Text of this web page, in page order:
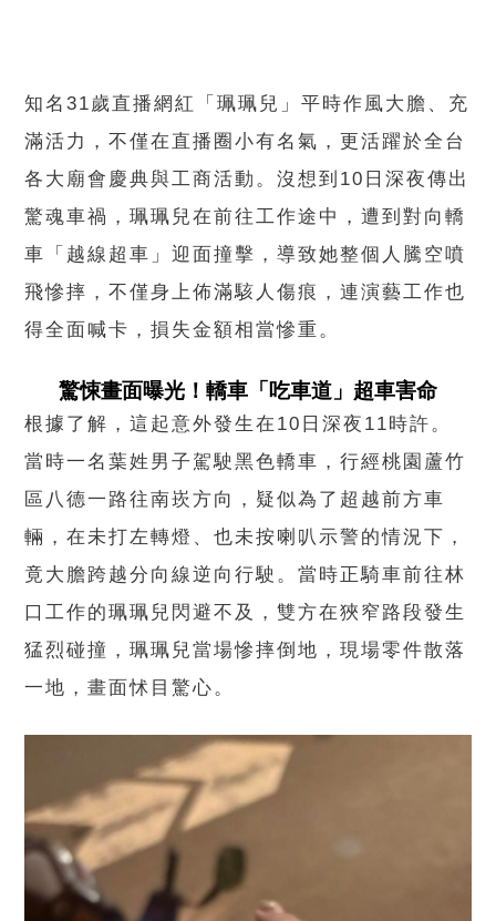
知名31歲直播網紅「珮珮兒」平時作風大膽、充
滿活力，不僅在直播圈小有名氣，更活躍於全台
各大廟會慶典與工商活動。沒想到10日深夜傳出
驚魂車禍，珮珮兒在前往工作途中，遭到對向轎
車「越線超車」迎面撞擊，導致她整個人騰空噴
飛慘摔，不僅身上佈滿駭人傷痕，連演藝工作也
得全面喊卡，損失金額相當慘重。
驚悚畫面曝光！轎車「吃車道」超車害命
根據了解，這起意外發生在10日深夜11時許。
當時一名葉姓男子駕駛黑色轎車，行經桃園蘆竹
區八德一路往南崁方向，疑似為了超越前方車
輛，在未打左轉燈、也未按喇叭示警的情況下，
竟大膽跨越分向線逆向行駛。當時正騎車前往林
口工作的珮珮兒閃避不及，雙方在狹窄路段發生
猛烈碰撞，珮珮兒當場慘摔倒地，現場零件散落
一地，畫面怵目驚心。